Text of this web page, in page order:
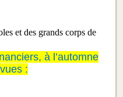
et des grands corps de
à l’automne
: